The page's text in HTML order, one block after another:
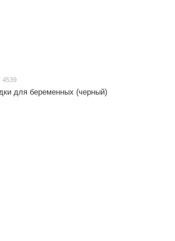
4539
для беременных (черный)